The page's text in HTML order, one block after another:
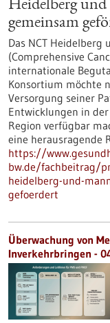
Heidelberg
gemeinsam
Das NCT Heidelberg
(Comprehensive
internationale
Konsortium möchte
Versorgung seiner
Entwicklungen in
Region verfügbar
eine herausragende
https://
bw.de/fachbeitrag/
heidelberg-und-
gefoerdert
Überwachung von
Inverkehrbringen -